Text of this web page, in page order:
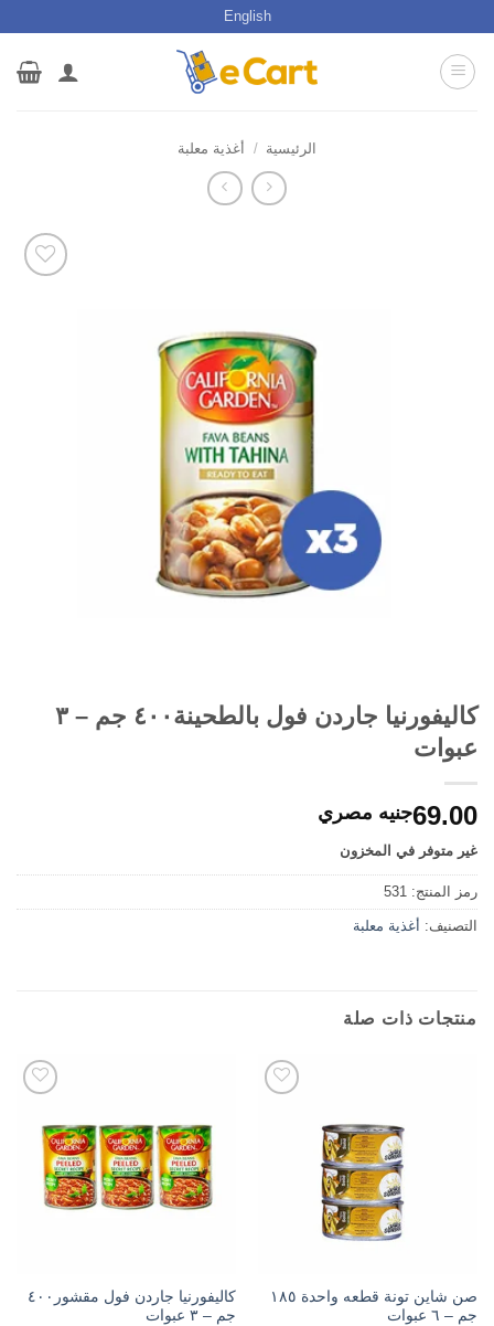
English
الرئيسية / أغذية معلبة
كاليفورنيا جاردن فول بالطحينة٤٠٠ جم – ٣
عبوات
69.00جنيه مصري
غير متوفر في المخزون
رمز المنتج: 531
التصنيف: أغذية معلبة
منتجات ذات صلة
صن شاين تونة قطعه واحدة ١٨٥
جم – ٦ عبوات
كاليفورنيا جاردن فول مقشور٤٠٠
جم – ٣ عبوات